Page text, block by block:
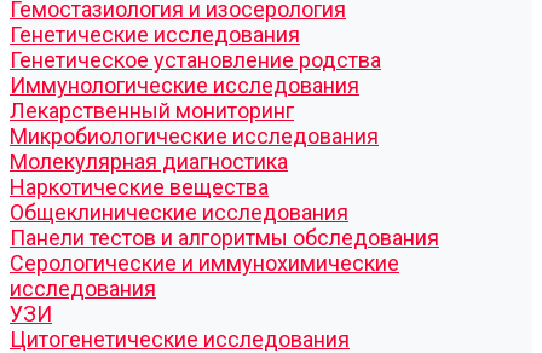
Гемостазиология и изосерология
Генетические исследования
Генетическое установление родства
Иммунологические исследования
Лекарственный мониторинг
Микробиологические исследования
Молекулярная диагностика
Наркотические вещества
Общеклинические исследования
Панели тестов и алгоритмы обследования
Серологические и иммунохимические
исследования
УЗИ
Цитогенетические исследования